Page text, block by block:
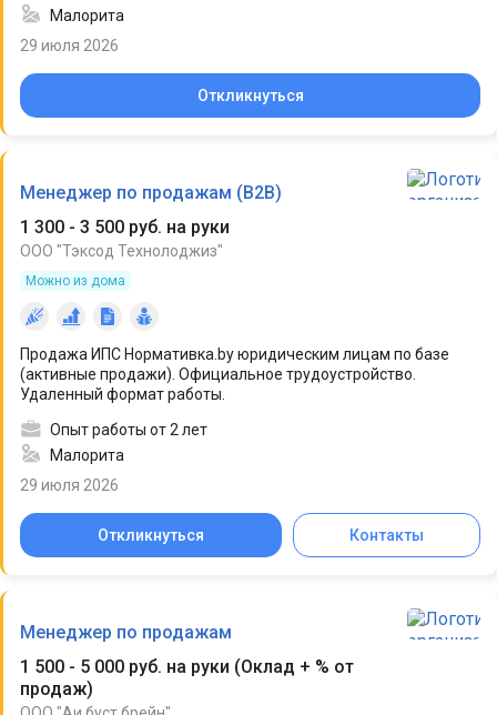
Малорита
29 июля 2026
Откликнуться
Менеджер по продажам (B2B)
1 300 - 3 500 руб. на руки
ООО "Тэксод Технолоджиз"
Можно из дома
Продажа ИПС Нормативка.by юридическим лицам по базе
(активные продажи). Официальное трудоустройство.
Удаленный формат работы.
Опыт работы от 2 лет
Малорита
29 июля 2026
Откликнуться Контакты
Менеджер по продажам
1 500 - 5 000 руб. на руки (Оклад + % от
продаж)